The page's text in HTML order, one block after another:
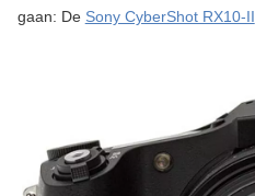
gaan: De Sony CyberShot RX10-II